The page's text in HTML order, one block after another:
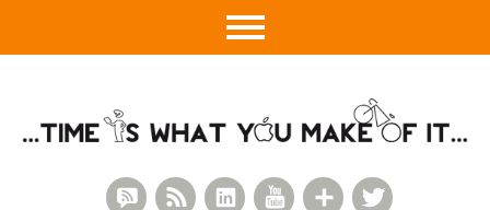
Google+
YouTube
LinkedIn
RSS Feed
RSS Comments